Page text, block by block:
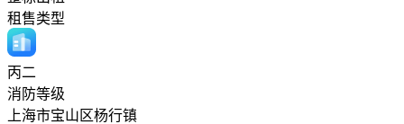
租售类型
丙二
消防等级
上海市宝山区杨行镇